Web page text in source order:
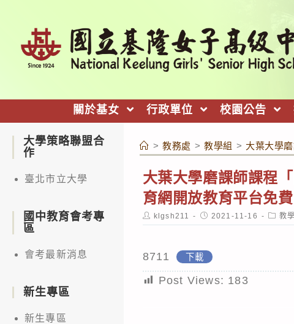
關於基女 行政單位 校園公告
> 教務處 > 教學組 > 大葉大學
大葉大學磨課師課程
育網開放教育平台免
Post
author:
klgsh211
Post
published:
2021-11-16
Post
教
8711 下載
Post Views: 183
大學策略聯盟合
作
臺北市立大學
國中教育會考專
區
會考最新消息
新生專區
新生專區